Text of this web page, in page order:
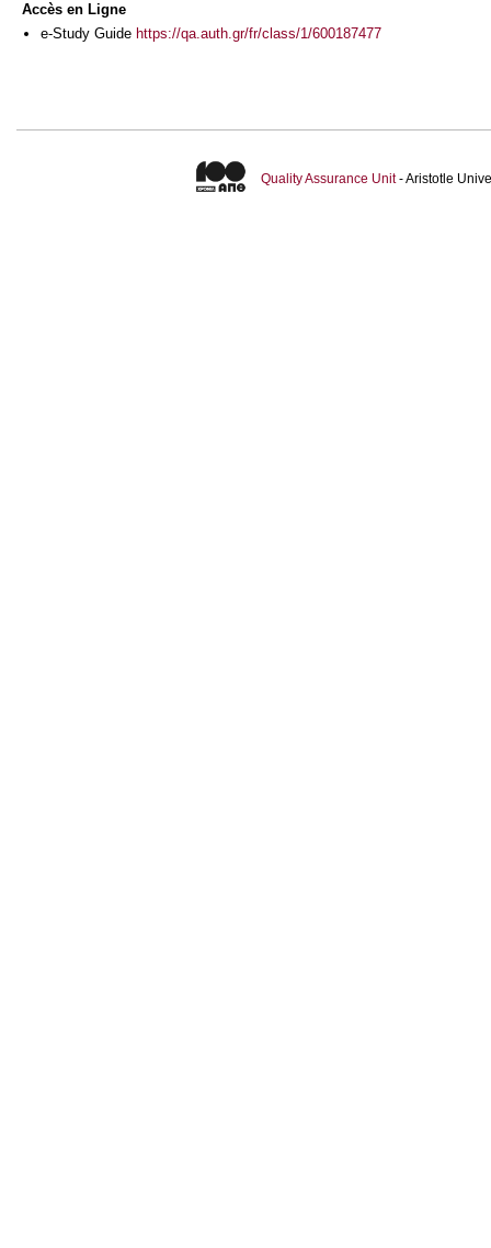
Accès en Ligne
e-Study Guide https://qa.auth.gr/fr/class/1/600187477
Quality Assurance Unit- Aristotle